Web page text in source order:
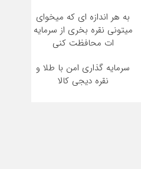
به هر اندازه ای که میخوای
میتونی نقره بخری از سرمایه
ات محافظت کنی
سرمایه گذاری امن با طلا و
نقره دیجی کالا